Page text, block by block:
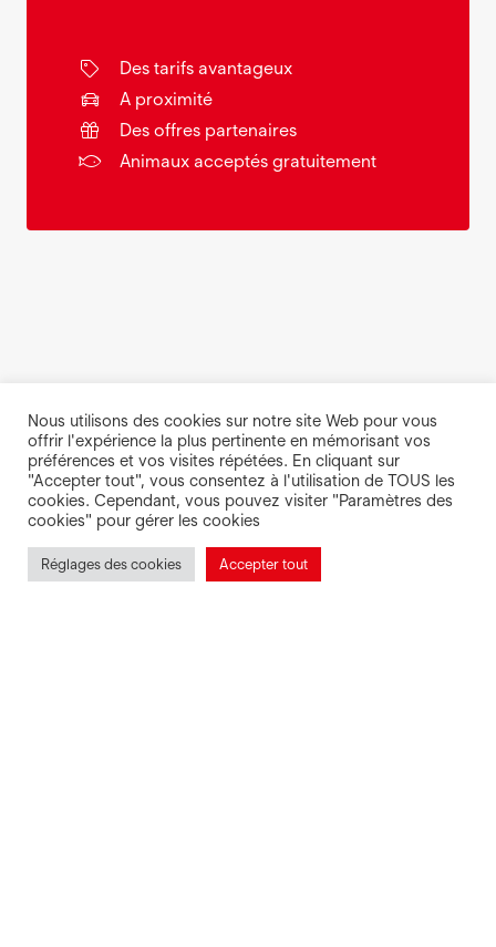
Des tarifs avantageux
A proximité
Des offres partenaires
Animaux acceptés gratuitement
Nous utilisons des cookies sur notre site Web pour vous
offrir l'expérience la plus pertinente en mémorisant vos
préférences et vos visites répétées. En cliquant sur
"Accepter tout", vous consentez à l'utilisation de TOUS les
cookies. Cependant, vous pouvez visiter "Paramètres des
cookies" pour gérer les cookies
Réglages des cookies Accepter tout